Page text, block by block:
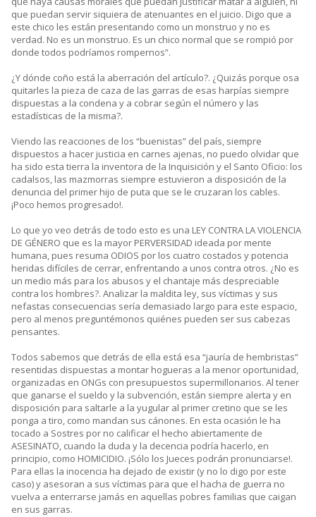
que puedan servir siquiera de atenuantes en el juicio. Digo que a
este chico les están presentando como un monstruo y no es
verdad. No es un monstruo. Es un chico normal que se rompió por
donde todos podríamos rompernos”.
¿Y dónde coño está la aberración del artículo?. ¿Quizás porque osa
quitarles la pieza de caza de las garras de esas harpías siempre
dispuestas a la condena y a cobrar según el número y las
estadísticas de la misma?.
Viendo las reacciones de los “buenistas” del país, siempre
dispuestos a hacer justicia en carnes ajenas, no puedo olvidar que
ha sido esta tierra la inventora de la Inquisición y el Santo Oficio: los
cadalsos, las mazmorras siempre estuvieron a disposición de la
denuncia del primer hijo de puta que se le cruzaran los cables.
¡Poco hemos progresado!.
Lo que yo veo detrás de todo esto es una LEY CONTRA LA VIOLENCIA
DE GÉNERO que es la mayor PERVERSIDAD ideada por mente
humana, pues resuma ODIOS por los cuatro costados y potencia
heridas difíciles de cerrar, enfrentando a unos contra otros. ¿No es
un medio más para los abusos y el chantaje más despreciable
contra los hombres?. Analizar la maldita ley, sus víctimas y sus
nefastas consecuencias sería demasiado largo para este espacio,
pero al menos preguntémonos quiénes pueden ser sus cabezas
pensantes.
Todos sabemos que detrás de ella está esa “jauría de hembristas”
resentidas dispuestas a montar hogueras a la menor oportunidad,
organizadas en ONGs con presupuestos supermillonarios. Al tener
que ganarse el sueldo y la subvención, están siempre alerta y en
disposición para saltarle a la yugular al primer cretino que se les
ponga a tiro, como mandan sus cánones. En esta ocasión le ha
tocado a Sostres por no calificar el hecho abiertamente de
ASESINATO, cuando la duda y la decencia podría hacerlo, en
principio, como HOMICIDIO. ¡Sólo los Jueces podrán pronunciarse!.
Para ellas la inocencia ha dejado de existir (y no lo digo por este
caso) y asesoran a sus víctimas para que el hacha de guerra no
vuelva a enterrarse jamás en aquellas pobres familias que caigan
en sus garras.